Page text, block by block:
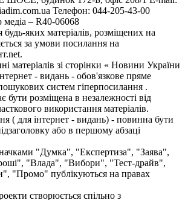
Телефон: 044-205-43-00
медіа – R40-06068
яких матеріалів, розміщених на
за умови посилання на
матеріалів зі сторінки « Новини України
- видань - обов'язкове пряме
систем гіперпосилання .
бути розміщена в незалежності від
використання матеріалів.
( для інтернет - видань) - повинна бути
або в першому абзаці
"Думка", "Експертиза", "Заява",
"Влада", "Вибори", "Тест-драйв",
"Промо" публікуються на правах
створюється спільно з